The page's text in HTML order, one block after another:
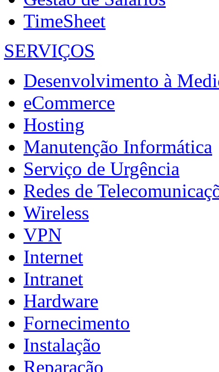
TimeSheet
SERVIÇOS
Desenvolvimento à
eCommerce
Hosting
Manutenção Informática
Serviço de Urgência
Redes de
Wireless
VPN
Internet
Intranet
Hardware
Fornecimento
Instalação
Reparação